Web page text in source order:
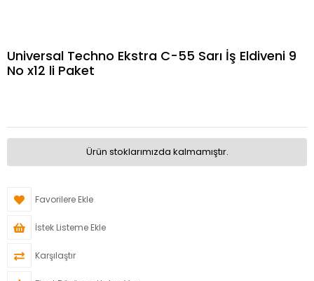
Universal Techno Ekstra C-55 Sarı İş Eldiveni 9
No x12 li Paket
Ürün stoklarımızda kalmamıştır.
Favorilere Ekle
İstek Listeme Ekle
Karşılaştır